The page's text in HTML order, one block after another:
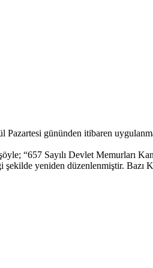
gününden itibaren
“657 Sayılı Devlet Memurları
yeniden düzenlenmiştir.